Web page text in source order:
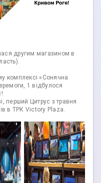
другим магазином в
комплексі «Сонячна
1 відбулося
перший Цитрус з травня
в ТРК Victory Plaza.